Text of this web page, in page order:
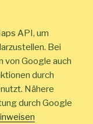
API, um
Bei
von Google auch
durch
Nähere
durch Google